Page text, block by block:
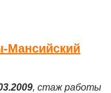
Мансийский
, стаж работы